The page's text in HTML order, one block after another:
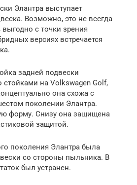
Элантра выступает
Возможно, это не всегда
с точки зрения
версиях встречается
задней подвески
на Volkswagen Golf,
она схожа с
поколении Элантра.
форму. Снизу она защищена
защитой.
поколения Элантра была
со стороны пыльника. В
был устранен.